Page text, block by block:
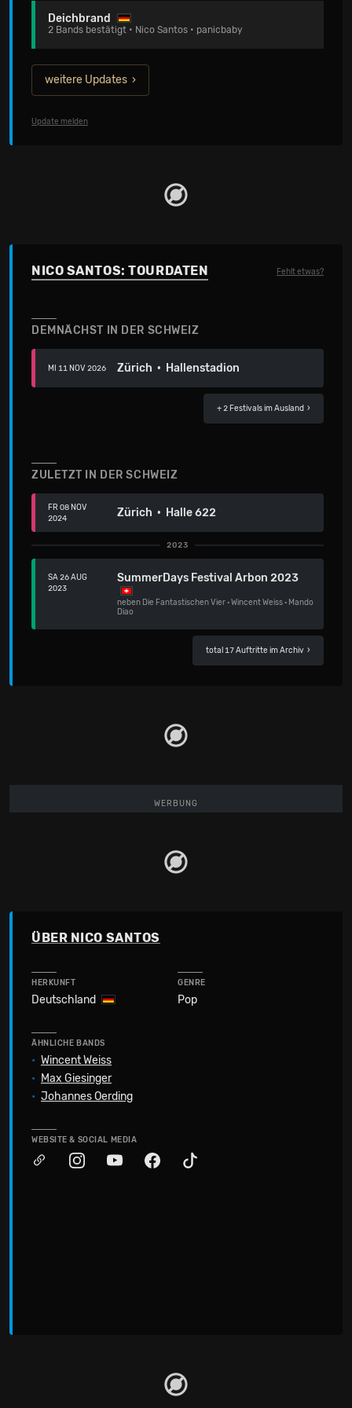
Deichbrand
2 Bands bestätigt • Nico Santos • panicbaby
weitere Updates
Update melden
NICO SANTOS: TOURDATEN Fehlt etwas?
DEMNÄCHST IN DER SCHWEIZ
MI 11 NOV 2026 Zürich · Hallenstadion
+ 2 Festivalsim Ausland ›
ZULETZT IN DER SCHWEIZ
FR 08 NOV
2024
Zürich · Halle 622
2023
SA 26 AUG
2023
SummerDays Festival Arbon 2023
neben Die Fantastischen Vier·Wincent Weiss· Mando
Diao
total 17 Auftritte im Archiv ›
WERBUNG
ÜBER NICO SANTOS
HERKUNFT
Deutschland
GENRE
Pop
ÄHNLICHE BANDS
• Wincent Weiss
• Max Giesinger
• Johannes Oerding
WEBSITE & SOCIAL MEDIA